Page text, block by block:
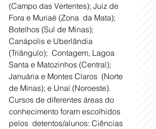
(Campo das Vertentes); Juiz de
Fora e Muriaé (Zona  da Mata);
Botelhos (Sul de Minas);
Canápolis e Uberlândia
(Triângulo);  Contagem, Lagoa
Santa e Matozinhos (Central);
Januária e Montes Claros  (Norte
de Minas); e Unaí (Noroeste).
Cursos de diferentes áreas do
conhecimento foram escolhidos
pelos  detentos/alunos: Ciências